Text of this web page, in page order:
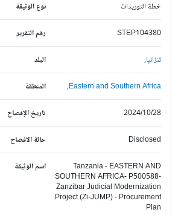
نوع الوثيقة خطة التوريدات
رقم التقرير STEP104380
البلد تنزانيا,
المنطقة Eastern and Southern Africa,
تاريخ الإفصاح 2024/10/28
حالة الافصاح Disclosed
اسم الوثيقة
Tanzania - EASTERN AND
SOUTHERN AFRICA- P500588-
Zanzibar Judicial Modernization
Project (Zi-JUMP) - Procurement
Plan